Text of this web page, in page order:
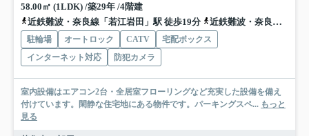
58.00㎡ (1LDK) /築29年 /4階建
近鉄難波・奈良線「若江岩田」駅 徒歩19分
近鉄難波・奈良線「八戸ノ里」駅 徒歩29分
駐輪場 オートロック CATV
宅配ボックス
インターネット対応
防犯カメラ
室内設備はエアコン2台・全居室フローリングなど充実した設備を備え
付けています。閑静な住宅地にある物件です。パーキングスペ... もっと
見る